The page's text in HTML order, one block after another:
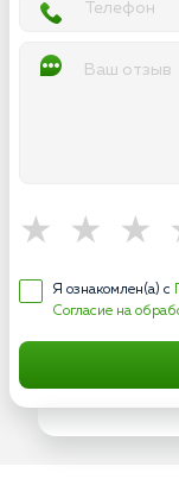
Я ознакомлен(а) с
Согласие на